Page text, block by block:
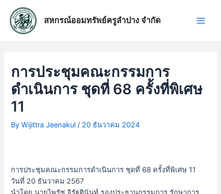
content
สหกรณ์ออมทรัพย์ครูลำปาง จำกัด
การประชุมคณะกรรมการ
ดำเนินการ ชุดที่ 68 ครั้งที่พิเศษ
11
ByWijittra Jeenakul/ 20 ธันวาคม 2024
การประชุมคณะกรรมการดำเนินการ ชุดที่ 68 ครั้งที่พิเศษ 11
วันที่ 20 ธันวาคม 2567
เรื่อง